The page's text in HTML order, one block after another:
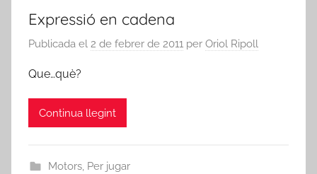
Expressió en cadena
Publicada el 2 de febrer de 2011 per Oriol Ripoll
Que…què?
Continua llegint
Motors, Per jugar